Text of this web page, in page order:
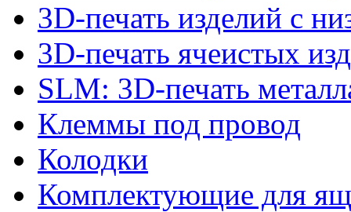
3D-печать изделий с
3D-печать ячеистых
SLM: 3D-печать
Клеммы под провод
Колодки
Комплектующие для